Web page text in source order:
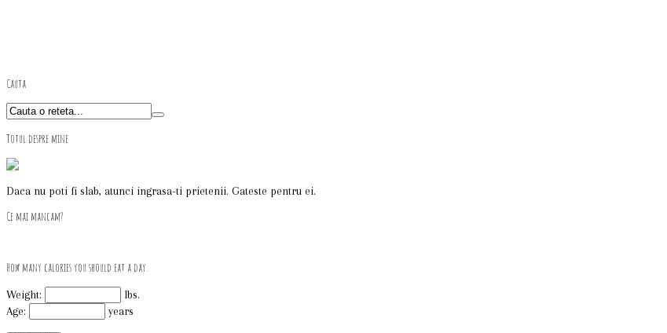
Cauta
Totul despre mine
Daca nu poti fi slab, atunci ingrasa-ti prietenii. Gateste pentru ei.
Ce mai mancam?
How many calories you should eat a day.
Weight:
lbs.
Age:
years